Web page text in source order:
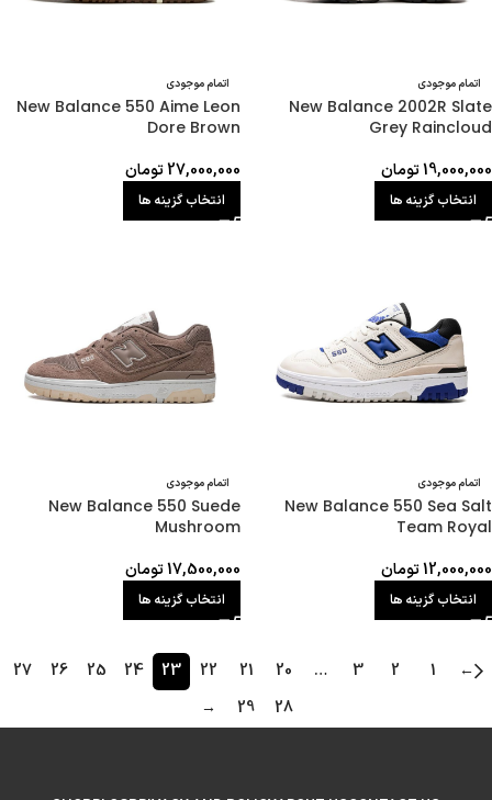
اتمام موجودی
New Balance 2002R Slate
Grey Raincloud
19,000,000تومان
انتخاب گزینه ها
اتمام موجودی
New Balance 550 Aime Leon
Dore Brown
27,000,000تومان
انتخاب گزینه ها
اتمام موجودی
New Balance 550 Sea Salt
Team Royal
12,000,000تومان
انتخاب گزینه ها
اتمام موجودی
New Balance 550 Suede
Mushroom
17,500,000تومان
انتخاب گزینه ها
←
1
2
3
…
20
21
22
23
24
25
26
27
28
29
→